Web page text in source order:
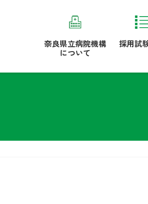
奈良県立病院機構
について
採用試